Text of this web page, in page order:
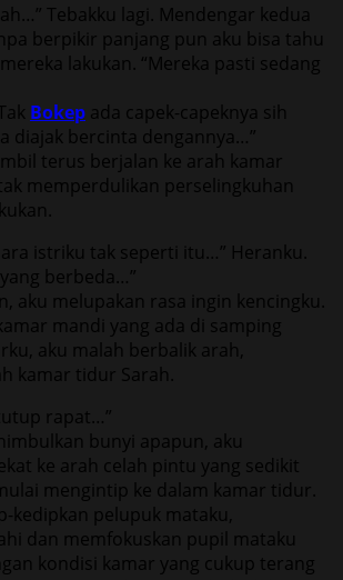
Tebakku lagi. Mendengar kedua
berpikir panjang pun aku bisa tahu
lakukan. “Mereka pasti sedang
Bokep ada capek-capeknya sih
diajak bercinta dengannya…”
terus berjalan ke arah kamar
memperdulikan perselingkuhan
istriku tak seperti itu…” Heranku.
berbeda…”
aku melupakan rasa ingin kencingku.
mandi yang ada di samping
aku malah berbalik arah,
kamar tidur Sarah.
rapat…”
bunyi apapun, aku
ke arah celah pintu yang sedikit
mengintip ke dalam kamar tidur.
kedipkan pelupuk mataku,
dan memfokuskan pupil mataku
kondisi kamar yang cukup terang